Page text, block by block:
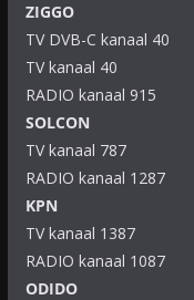
ZIGGO
TV DVB-C kanaal 40
TV kanaal 40
RADIO kanaal 915
SOLCON
TV kanaal 787
RADIO kanaal 1287
KPN
TV kanaal 1387
RADIO kanaal 1087
ODIDO